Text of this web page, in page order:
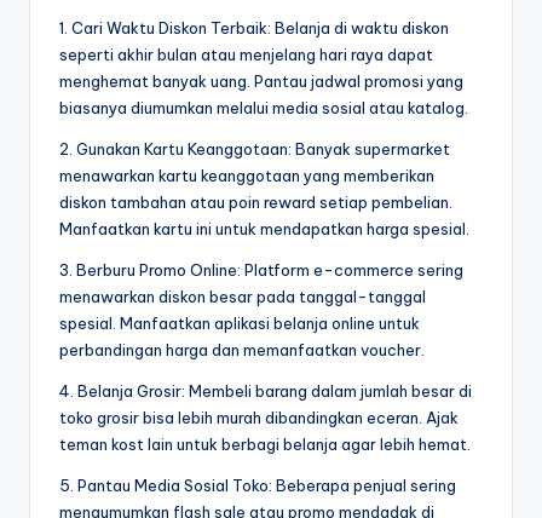
1. Cari Waktu Diskon Terbaik: Belanja di waktu diskon
seperti akhir bulan atau menjelang hari raya dapat
menghemat banyak uang. Pantau jadwal promosi yang
biasanya diumumkan melalui media sosial atau katalog.
2. Gunakan Kartu Keanggotaan: Banyak supermarket
menawarkan kartu keanggotaan yang memberikan
diskon tambahan atau poin reward setiap pembelian.
Manfaatkan kartu ini untuk mendapatkan harga spesial.
3. Berburu Promo Online: Platform e-commerce sering
menawarkan diskon besar pada tanggal-tanggal
spesial. Manfaatkan aplikasi belanja online untuk
perbandingan harga dan memanfaatkan voucher.
4. Belanja Grosir: Membeli barang dalam jumlah besar di
toko grosir bisa lebih murah dibandingkan eceran. Ajak
teman kost lain untuk berbagi belanja agar lebih hemat.
5. Pantau Media Sosial Toko: Beberapa penjual sering
mengumumkan flash sale atau promo mendadak di